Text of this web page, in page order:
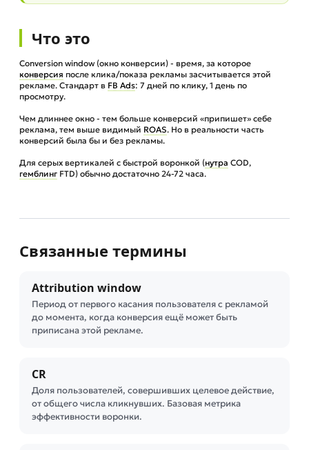
Что это
Conversion window (окно конверсии) - время, за которое
конверсия после клика/показа рекламы засчитывается этой
рекламе. Стандарт в FB Ads: 7 дней по клику, 1 день по
просмотру.
Чем длиннее окно - тем больше конверсий «припишет» себе
реклама, тем выше видимый ROAS. Но в реальности часть
конверсий была бы и без рекламы.
Для серых вертикалей с быстрой воронкой (нутра COD,
гемблинг FTD) обычно достаточно 24-72 часа.
Связанные термины
Attribution window
Период от первого касания пользователя с рекламой
до момента, когда конверсия ещё может быть
приписана этой рекламе.
CR
Доля пользователей, совершивших целевое действие,
от общего числа кликнувших. Базовая метрика
эффективности воронки.